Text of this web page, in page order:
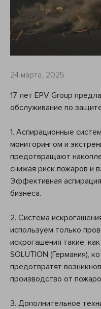
24 марта, 2025
17 лет EPV Group
обслуживание по
1. Аспирационные
мониторингом и
предотвращают
снижая риск пожаров и
Эффективная
бизнеса.
2. Система
используем только
искрогашения такие,
SOLUTION (Германия),
предотвратят
производство от
3. Дополнительное